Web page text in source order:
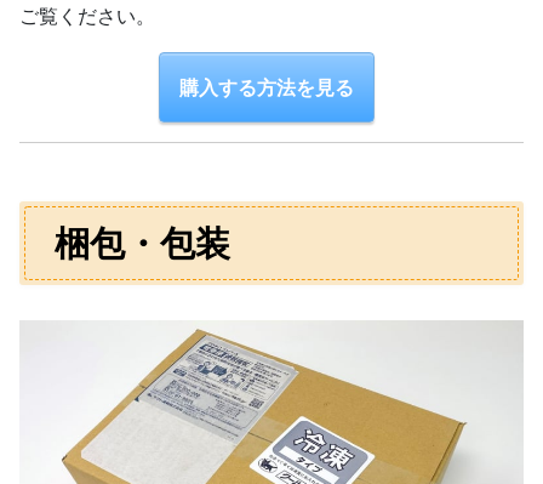
ご覧ください。
購入する方法を見る
梱包・包装